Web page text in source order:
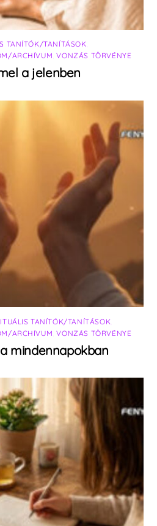
TANÍTÓK/TANÍTÁSOK
ARCHÍVUM ,VONZÁS TÖRVÉNYE
a jelenben
TANÍTÓK/TANÍTÁSOK
ARCHÍVUM ,VONZÁS TÖRVÉNYE
mindennapokban